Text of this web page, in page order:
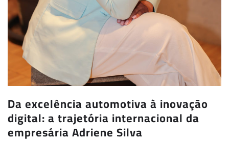
Da excelência automotiva à inovação
digital: a trajetória internacional da
empresária Adriene Silva